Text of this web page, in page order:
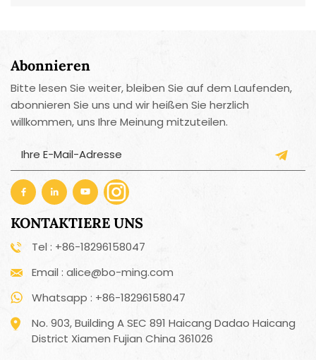
Abonnieren
Bitte lesen Sie weiter, bleiben Sie auf dem Laufenden,
abonnieren Sie uns und wir heißen Sie herzlich
willkommen, uns Ihre Meinung mitzuteilen.
KONTAKTIERE UNS
Tel : +86-18296158047
Email : alice@bo-ming.com
Whatsapp : +86-18296158047
No. 903, Building A SEC 891 Haicang Dadao Haicang
District Xiamen Fujian China 361026